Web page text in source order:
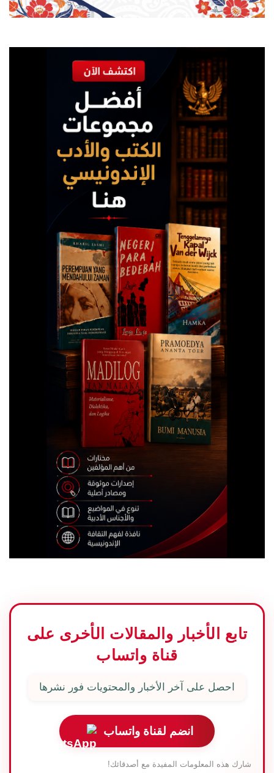
تابع الأخبار والمقالات الأخرى على
قناة واتساب
احصل على آخر الأخبار والمحتويات فور نشرها
انضم لقناة واتساب
شارك هذه المعلومات المفيدة مع أصدقائك!